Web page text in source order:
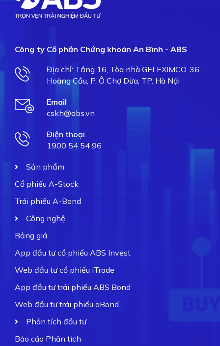
Công ty Cổ phần Chứng khoán An Bình - ABS
Địa chỉ: Tầng 16, Tòa nhà GELEXIMCO, 36
Hoàng Cầu, P. Ô Chợ Dừa, TP. Hà Nội
Email
cskh@abs.vn
Điện thoại
1900 54 54 96
Sản phẩm
Cổ phiếu A-Stock
Trái phiếu A-Bond
Công nghệ
Bảng giá
App đầu tư cổ phiếu ABS Invest
Web đầu tư cổ phiếu iTrade
App đầu tư trái phiếu ABS Bond
Web đầu tư trái phiếu aBond
Phân tích đầu tư
Báo cáo Phân tích